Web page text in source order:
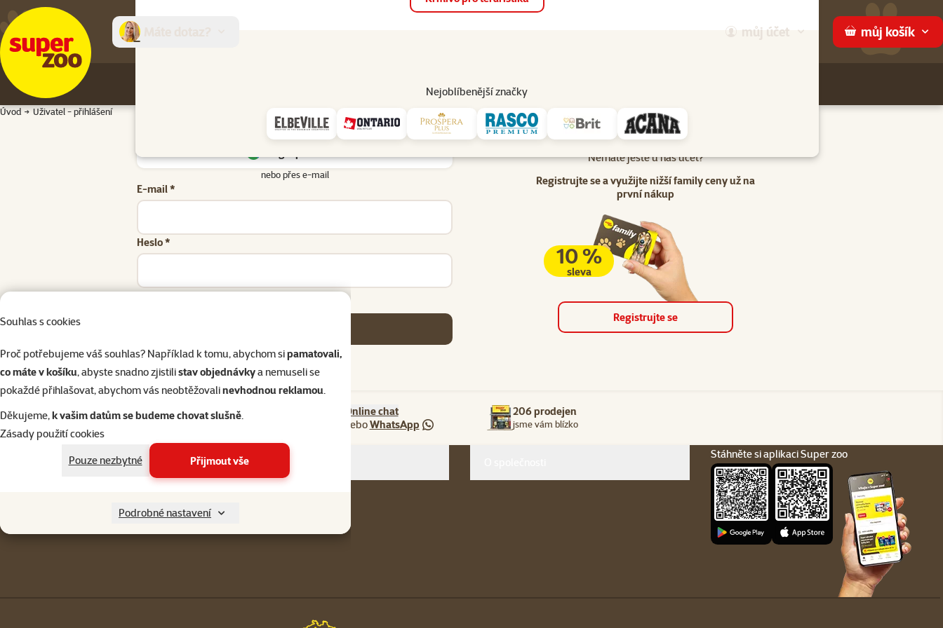
Souhlas s cookies
Proč potřebujeme váš souhlas? Například k tomu, abychom sipamatovali,
co máte v košíku, abyste snadno zjistilistav objednávkya nemuseli se
pokaždé přihlašovat, abychom vás neobtěžovalinevhodnou reklamou.
Děkujeme,k vašim datům se budeme chovat slušně.
Zásady použití cookies
Pouze nezbytné
Přijmout vše
Podrobné nastavení
můj účet můj košík
Nejoblíbenější značky
Prodejny Služby
Úvod Uživatel - přihlášení
Uživatel - přihlášení
nebo přes e-mail
E-mail *
Heslo *
Nemáte ještě u nás účet?
Registrujte se a využijte nižší family ceny už na
první nákup
10 %
sleva
Registrujte se
Napište nám
eshop@superzoo.cz
321 000 180
Online chat
neboWhatsApp
206 prodejen
jsme vám blízko
Pro zákazníky
Stáhněte si aplikaci Super zoo